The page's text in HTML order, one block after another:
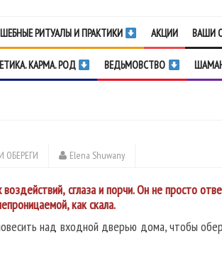
РИТУАЛЫ И ПРАКТИКИ АКЦИИ ВАШИ
КАРМА. РОД ВЕДЬМОВСТВО
ОБЕРЕГИ Elena Shuwany
сглаза и порчи. Он не просто
как скала.
над входной дверью дома, чтобы